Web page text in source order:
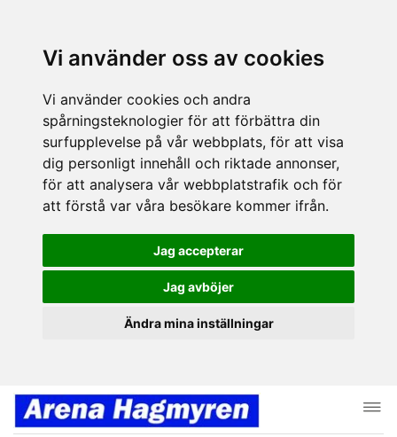
Vi använder oss av cookies
Vi använder cookies och andra
spårningsteknologier för att förbättra din
surfupplevelse på vår webbplats, för att visa
dig personligt innehåll och riktade annonser,
för att analysera vår webbplatstrafik och för
att förstå var våra besökare kommer ifrån.
Jag accepterar
Jag avböjer
Ändra mina inställningar